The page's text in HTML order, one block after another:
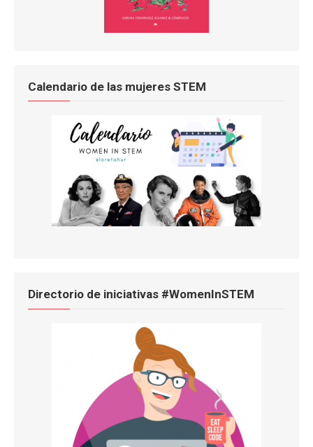
Calendario de las mujeres STEM
Directorio de iniciativas #WomenInSTEM